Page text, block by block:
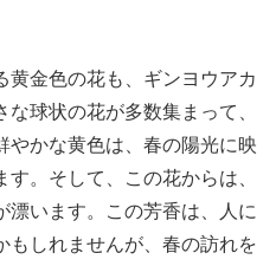
黄金色の花も、ギンヨウアカ
球状の花が多数集まって、
やかな黄色は、春の陽光に映
。そして、この花からは、
漂います。この芳香は、人に
もしれませんが、春の訪れを